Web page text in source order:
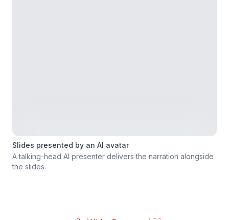
Slides presented by an AI avatar
A talking-head AI presenter delivers the narration alongside
the slides.